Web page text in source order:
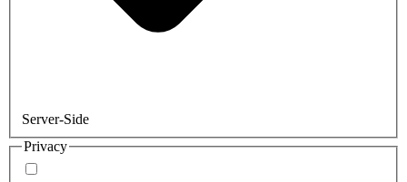
Server-Side
Privacy